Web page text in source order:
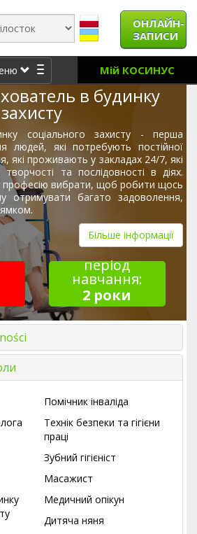
ОНЛАЙН-
ЗАПИСИ
Мій КОСИНУС
в будинку
соціального захисту - перша
людей, які потребують постійної
які проживають у закладах 24/7, які
та послідовності в діях.
професію вибрати, щоб робити щось
отримувати багато задоволення,
Більше інформації
період
навчання:
2 роки
Помічник інваліда
Технік безпеки та гігієни
праці
Зубний гігієніст
Масажист
Медичний опікун
Дитяча няня